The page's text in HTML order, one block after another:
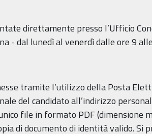
direttamente presso l’Ufficio
- dal lunedì al venerdì dalle ore 9
tramite l’utilizzo della Posta
del candidato all’indirizzo
file in formato PDF (dimensione
di documento di identità valido. Si